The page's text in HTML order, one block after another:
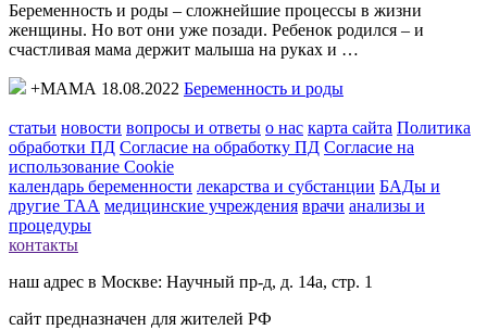
Беременность и роды – сложнейшие процессы в жизни
женщины. Но вот они уже позади. Ребенок родился – и
счастливая мама держит малыша на руках и …
+МАМА 18.08.2022 Беременность и роды
статьи новости вопросы и ответы о нас карта сайта Политика
обработки ПД Согласие на обработку ПД Согласие на
использование Cookie
календарь беременности лекарства и субстанции БАДы и
другие ТАА медицинские учреждения врачи анализы и
процедуры
контакты
наш адрес в Москве: Научный пр-д, д. 14а, стр. 1
сайт предназначен для жителей РФ